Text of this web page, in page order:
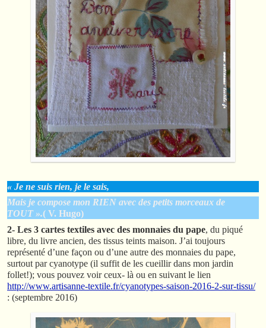
« Je ne suis rien, je le sais,
Mais je compose mon RIEN avec des petits morceaux de
TOUT ».( V. Hugo)
2- Les 3 cartes textiles avec des monnaies du pape, du piqué
libre, du livre ancien, des tissus teints maison. J’ai toujours
représenté d’une façon ou d’une autre des monnaies du pape,
surtout par cyanotype (il suffit de les cueillir dans mon jardin
follet!); vous pouvez voir ceux- là ou en suivant le lien
http://www.artisanne-textile.fr/cyanotypes-saison-2016-2-sur-tissu/
: (septembre 2016)